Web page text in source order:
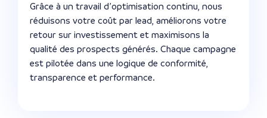
Grâce à un travail d’optimisation continu, nous
réduisons votre coût par lead, améliorons votre
retour sur investissement et maximisons la
qualité des prospects générés. Chaque campagne
est pilotée dans une logique de conformité,
transparence et performance.